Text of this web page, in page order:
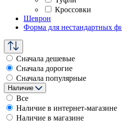
Кроссовки
Шеврон
Форма для нестандартных
Сначала дешевые
Сначала дорогие
Сначала популярные
Наличие
Все
Наличие в интернет-магазине
Наличие в магазине